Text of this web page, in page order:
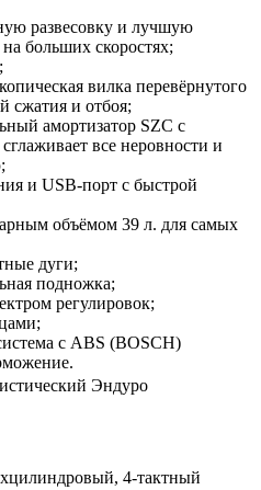
развесовку и лучшую
больших скоростях;
вилка перевёрнутого
сжатия и отбоя;
амортизатор SZC с
все неровности и
и USB-порт с быстрой
объёмом 39 л. для самых
дуги;
подножка;
регулировок;
с ABS (BOSCH)
Эндуро
4-тактный